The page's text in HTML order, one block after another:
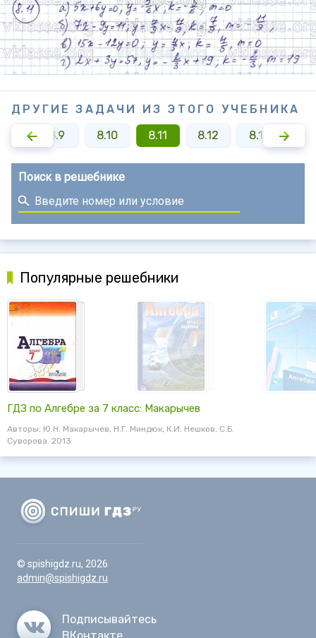
ДРУГИЕ ЗАДАЧИ ИЗ ЭТОГО УЧЕБНИКА
8.9 8.10 8.11 8.12 8.13
Поиск в решебнике
Популярные решебники
ГДЗ по Алгебре за 7 класс: Макарычев
Авторы: Ю.Н. Макарычев, Н.Г. Миндюк, К.И. Нешков, С.Б.
Суворова. 2013
© spishigdz.ru, 2026
admin@spishigdz.ru
Подписывайтесь